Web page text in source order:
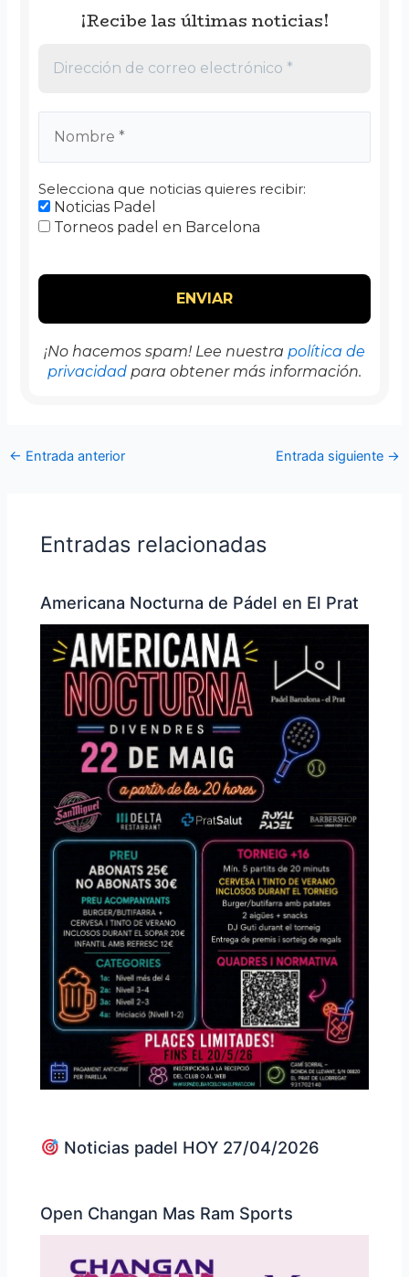
¡Recibe las últimas noticias!
Selecciona que noticias quieres recibir:
Noticias Padel
Torneos padel en Barcelona
¡No hacemos spam! Lee nuestra política de
privacidad para obtener más información.
← Entrada anterior Entrada siguiente →
Entradas relacionadas
Americana Nocturna de Pádel en El Prat
Noticias padel HOY 27/04/2026
Open Changan Mas Ram Sports